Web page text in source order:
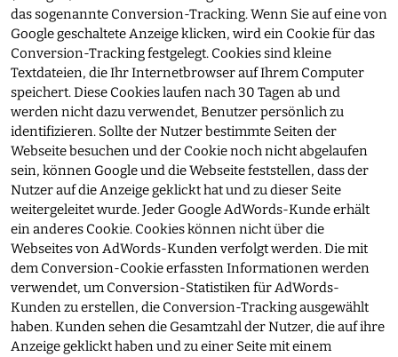
das sogenannte Conversion-Tracking. Wenn Sie auf eine von
Google geschaltete Anzeige klicken, wird ein Cookie für das
Conversion-Tracking festgelegt. Cookies sind kleine
Textdateien, die Ihr Internetbrowser auf Ihrem Computer
speichert. Diese Cookies laufen nach 30 Tagen ab und
werden nicht dazu verwendet, Benutzer persönlich zu
identifizieren. Sollte der Nutzer bestimmte Seiten der
Webseite besuchen und der Cookie noch nicht abgelaufen
sein, können Google und die Webseite feststellen, dass der
Nutzer auf die Anzeige geklickt hat und zu dieser Seite
weitergeleitet wurde. Jeder Google AdWords-Kunde erhält
ein anderes Cookie. Cookies können nicht über die
Webseites von AdWords-Kunden verfolgt werden. Die mit
dem Conversion-Cookie erfassten Informationen werden
verwendet, um Conversion-Statistiken für AdWords-
Kunden zu erstellen, die Conversion-Tracking ausgewählt
haben. Kunden sehen die Gesamtzahl der Nutzer, die auf ihre
Anzeige geklickt haben und zu einer Seite mit einem